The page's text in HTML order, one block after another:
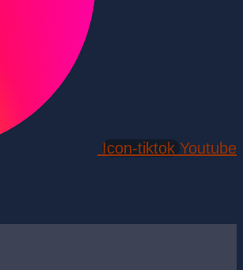
Icon-tiktok Youtube